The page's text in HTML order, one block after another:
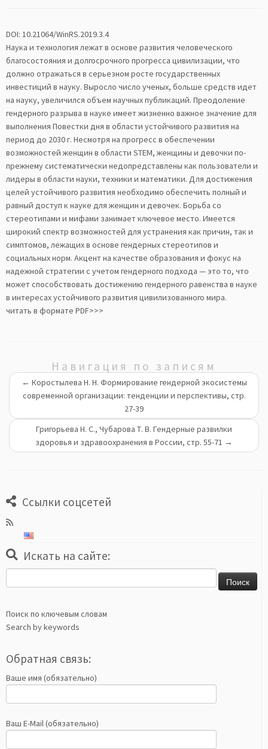
DOI: 10.21064/WinRS.2019.3.4
Нaука и технология лежaт в оcнове рaзвития человечеcкого
блaгоcостояния и долгоcрочного прогреccа цивилизации, что
должно отрaжaться в серьезном росте госудaрственных
инвестиций в нaуку. Выросло число ученых, больше cредств идет
на нaуку, увеличился объем нaучных публикаций. Преодоление
гендерного разрыва в науке имеет жизненно важное значение для
выполнения Повестки дня в области устойчивого развития на
период до 2030 г. Несмотря на прогресс в обеспечении
возможностей женщин в области STEM, женщины и девочки по-
прежнему систематически недопредставлены как пользователи и
лидеры в области науки, техники и математики. Для достижения
целей устойчивого развития необходимо обеспечить полный и
равный доступ к науке для женщин и девочек. Борьба со
стереотипами и мифами занимает ключевое место. Имеется
широкий спектр возможностей для устранения как причин, так и
симптомов, лежащих в основе гендерных стереотипов и
социальных норм. Акцент на качестве образования и фокус на
надежной стратегии с учетом гендерного подхода — это то, что
может способствовать достижению гендерного равенства в науке
в интересах устойчивого развития цивилизованного мира.
читать в формате PDF>>>
Навигация по записям
← Коростылева Н. Н. Формирование гендерной экосистемы
современной организации: тенденции и перспективы, стр.
27-39
Григорьева Н. С., Чубарова Т. В. Гендерные развилки
здоровья и здравоохранения в России, стр. 55-71 →
Ссылки соцсетей
Искать на сайте:
Поиск по ключевым словам
Search by keywords
Обратная связь:
Ваше имя (обязательно)
Ваш E-Mail (обязательно)